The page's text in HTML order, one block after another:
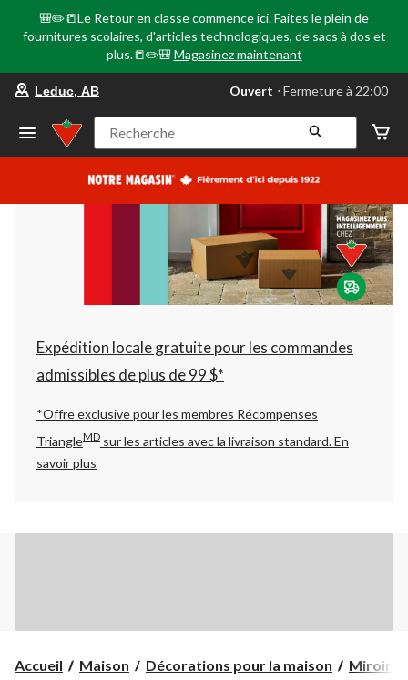
🎒✏️📒Le Retour en classe commence ici. Faites le plein de
fournitures scolaires, d'articles technologiques, de sacs à dos et
plus.📒✏️🎒 Magasinez maintenant
votre
préféré
Leduc,
AB,
courament
Fermeture
à
22:00
cliquer
pour
changer
Leduc, AB Ouvert ⋅ Fermeture à 22:00
Recherche
Expédition locale gratuite pour les commandes
admissibles de plus de 99 $*
*Offre exclusive pour les membres Récompenses
TriangleMD sur les articles avec la livraison standard.En
savoir plus
Accueil Maison Décorations pour la maison Miroirs